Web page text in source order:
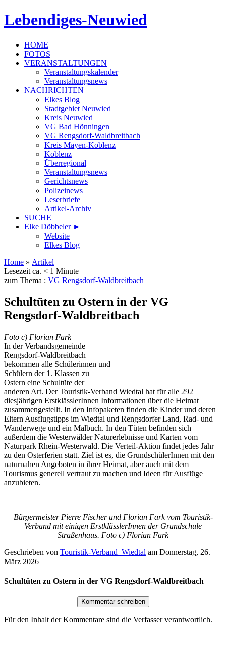
Lebendiges-Neuwied
HOME
FOTOS
VERANSTALTUNGEN
Veranstaltungskalender
Veranstaltungsnews
NACHRICHTEN
Elkes Blog
Stadtgebiet Neuwied
Kreis Neuwied
VG Bad Hönningen
VG Rengsdorf-Waldbreitbach
Kreis Mayen-Koblenz
Koblenz
Überregional
Veranstaltungsnews
Gerichtsnews
Polizeinews
Leserbriefe
Artikel-Archiv
SUCHE
Elke Döbbeler ►
Website
Elkes Blog
Home » Artikel
Lesezeit ca. < 1 Minute
zum Thema : VG Rengsdorf-Waldbreitbach
Schultüten zu Ostern in der VG
Rengsdorf-Waldbreitbach
Foto c) Florian Fark
In der Verbandsgemeinde
Rengsdorf-Waldbreitbach
bekommen alle Schülerinnen und
Schülern der 1. Klassen zu
Ostern eine Schultüte der
anderen Art. Der Touristik-Verband Wiedtal hat für alle 292
diesjährigen ErstklässlerInnen Informationen über die Heimat
zusammengestellt. In den Infopaketen finden die Kinder und deren
Eltern Ausflugstipps im Wiedtal und Rengsdorfer Land, Rad- und
Wanderwege und ein Malbuch. In den Tüten befinden sich
außerdem die Westerwälder Naturerlebnisse und Karten vom
Naturpark Rhein-Westerwald. Die Verteil-Aktion findet jedes Jahr
zu den Osterferien statt. Ziel ist es, die GrundschülerInnen mit den
naturnahen Angeboten in ihrer Heimat, aber auch mit dem
Tourismus generell vertraut zu machen und Ideen für Ausflüge
anzubieten.
Bürgermeister Pierre Fischer und Florian Fark vom Touristik-
Verband mit einigen ErstklässlerInnen der Grundschule
Straßenhaus. Foto c) Florian Fark
Geschrieben von Touristik-Verband_Wiedtal am Donnerstag, 26.
März 2026
Schultüten zu Ostern in der VG Rengsdorf-Waldbreitbach
Für den Inhalt der Kommentare sind die Verfasser verantwortlich.